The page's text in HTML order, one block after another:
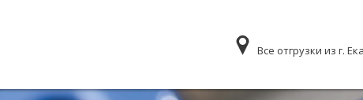
Все отгрузки из г.